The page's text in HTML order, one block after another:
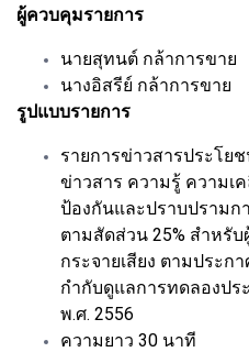
ผู้ควบคุมรายการ
นายสุทนต์ กล้าการขาย
นางอิสรีย์ กล้าการขาย
รูปแบบรายการ
รายการข่าวสารประโย
ข่าวสาร ความรู้ ความเ
ป้องกันและปราบปรามก
ตามสัดส่วน 25% สำหรั
กระจายเสียง ตามประก
กำกับดูแลการทดลองปร
พ.ศ. 2556
ความยาว 30 นาที